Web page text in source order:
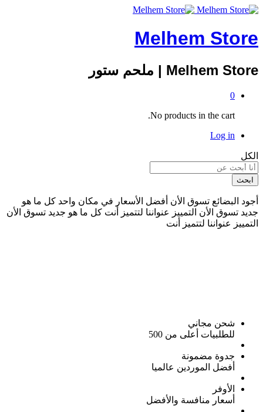
Melhem Store
Melhem Store | ملحم ستور
0
No products in the cart.
Log in
الكل
ابحث
أجود البضائع تسوق الأن أفضل الأسعار في مكان واحد كل ما هو
جديد تسوق الأن التمييز عنواننا لتتميز أنت كل ما هو جديد تسوق الأن
التمييز عنواننا لتتميز أنت
شحن مجاني
للطلبيات أعلى من 500
جدوة مضمونة
أفضل الموردين عالميا
الأوفر
أسعار منافسة والأفضل